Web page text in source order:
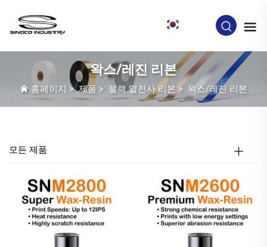
왁스/레진 리본
홈페이지 >제품 > 블랙 열전사 리본 > 왁스/레진 리본
모든 제품